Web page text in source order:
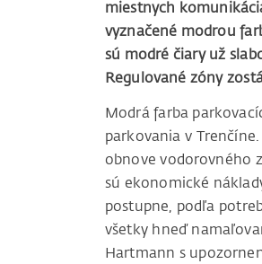
miestnych
vyznačené modrou
sú modré čiary už
Regulované zóny
Modrá farba
parkovania v
obnove vodorovného
sú ekonomické
postupne, podľa
všetky hneď
Hartmann s